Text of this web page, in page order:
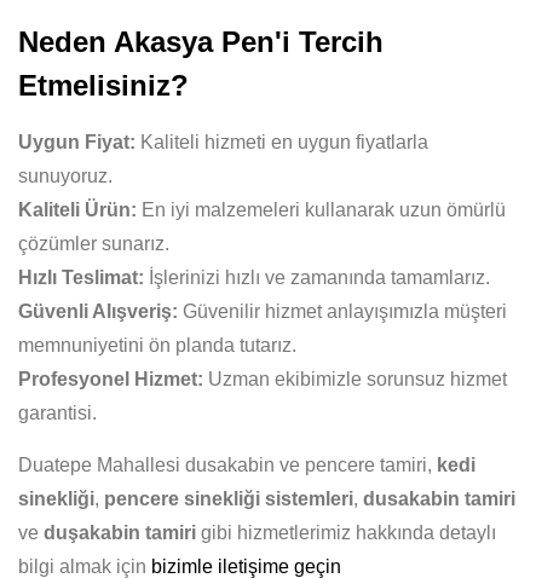
Neden Akasya Pen'i Tercih
Etmelisiniz?
Uygun Fiyat: Kaliteli hizmeti en uygun fiyatlarla
sunuyoruz.
Kaliteli Ürün: En iyi malzemeleri kullanarak uzun ömürlü
çözümler sunarız.
Hızlı Teslimat: İşlerinizi hızlı ve zamanında tamamlarız.
Güvenli Alışveriş: Güvenilir hizmet anlayışımızla müşteri
memnuniyetini ön planda tutarız.
Profesyonel Hizmet: Uzman ekibimizle sorunsuz hizmet
garantisi.
Duatepe Mahallesi dusakabin ve pencere tamiri, kedi
sinekliği, pencere sinekliği sistemleri, dusakabin tamiri
ve duşakabin tamiri gibi hizmetlerimiz hakkında detaylı
bilgi almak için bizimle iletişime geçin